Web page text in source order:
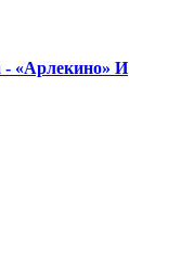
- «Арлекино» И